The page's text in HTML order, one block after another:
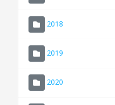
2018
2019
2020